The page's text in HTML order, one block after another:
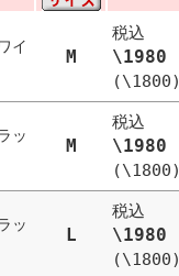
イ
M
税込
\1980
(\1800)
ッ
M
税込
\1980
(\1800)
ッ
L
税込
\1980
(\1800)